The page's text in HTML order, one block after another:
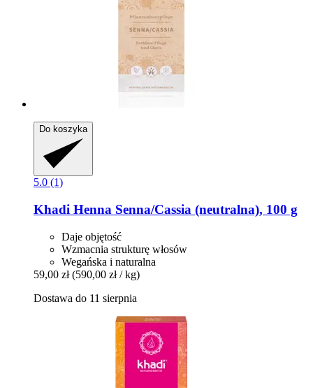
Do koszyka
5.0 (1)
Khadi Henna Senna/Cassia (neutralna), 100 g
Daje objętość
Wzmacnia strukturę włosów
Wegańska i naturalna
59,00 zł (590,00 zł / kg)
Dostawa do 11 sierpnia